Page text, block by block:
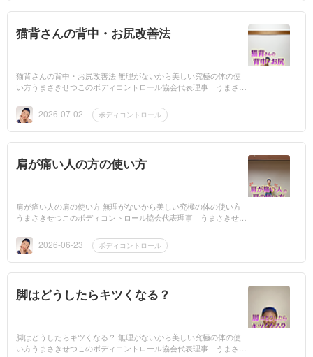
猫背さんの背中・お尻改善法
猫背さんの背中・お尻改善法 無理がないから美しい究極の体の使
い方うまさきせつこのボディコントロール協会代表理事 うまさき
たもの。...2026-07-02 ボディコントロール
肩が痛い人の方の使い方
肩が痛い人の肩の使い方 無理がないから美しい究極の体の使い方
うまさきせつこのボディコントロール協会代表理事 うまさきせつ
ると「...2026-06-23 ボディコントロール
脚はどうしたらキツくなる？
脚はどうしたらキツくなる？ 無理がないから美しい究極の体の使
い方うまさきせつこのボディコントロール協会代表理事 うまさき